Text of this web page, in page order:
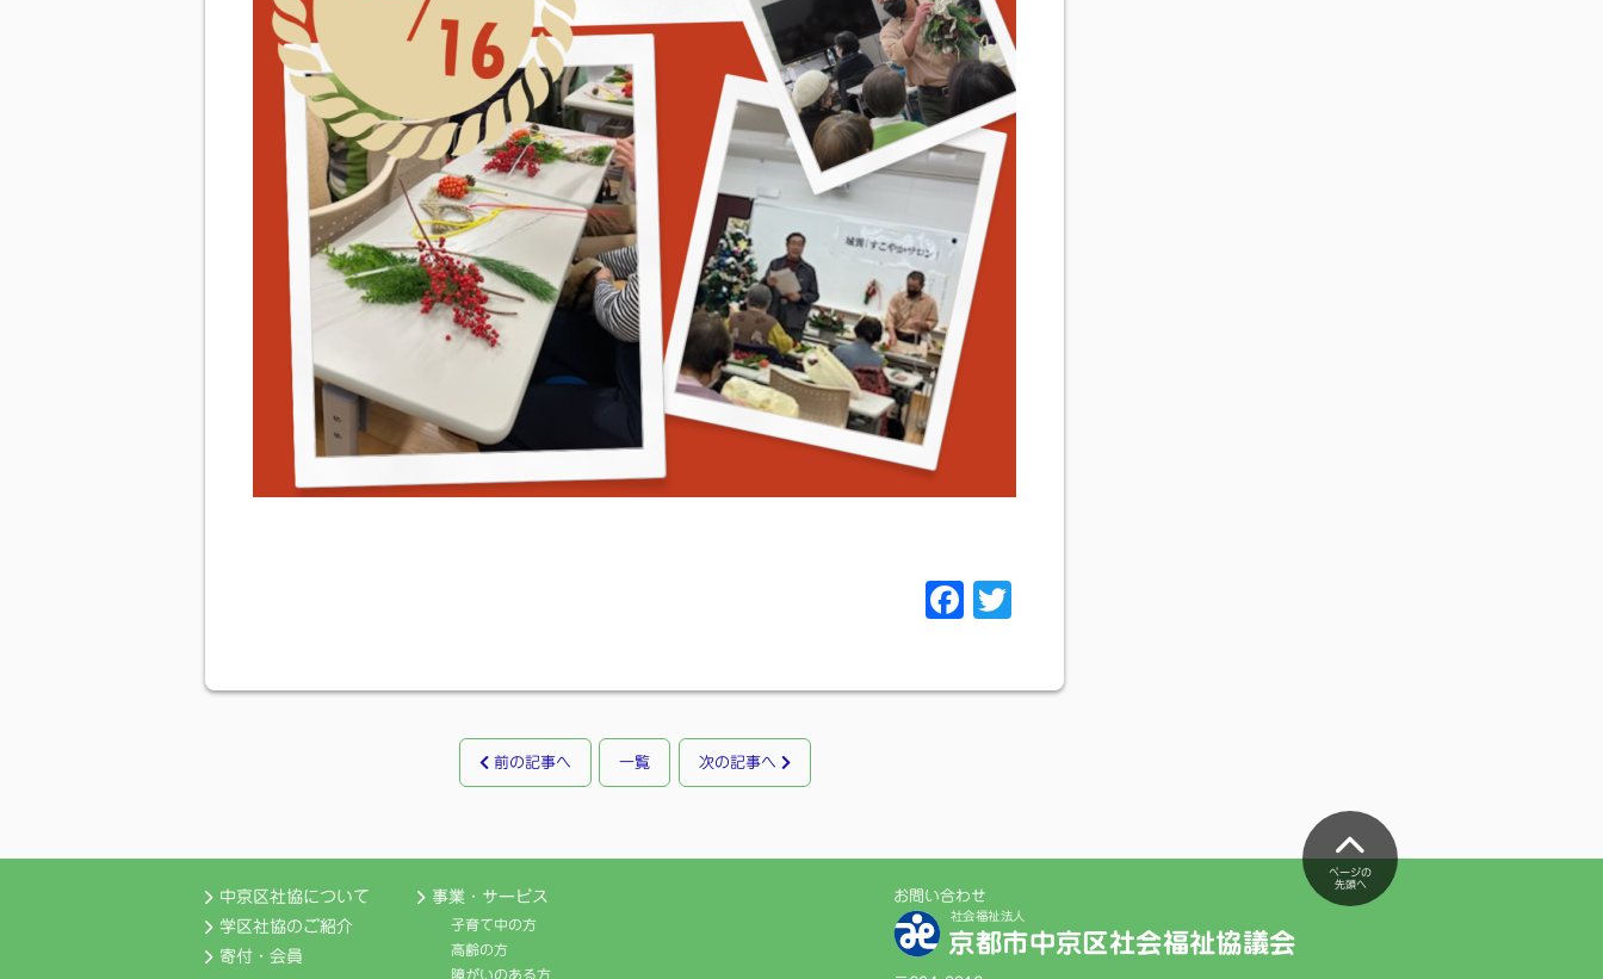
F
k
前の記事へ 一覧 次の記事へ
ページの
先頭へ
中京区社協について
学区社協のご紹介
寄付・会員
事業・サービス
子育て中の方
高齢の方
障がいのある方
お問い合わせ
社会福祉法人
京都市中京区社会福祉協議会